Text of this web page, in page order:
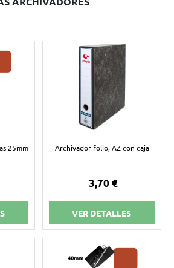
25mm
Archivador folio, AZ con caja
3,70 €
VER DETALLES